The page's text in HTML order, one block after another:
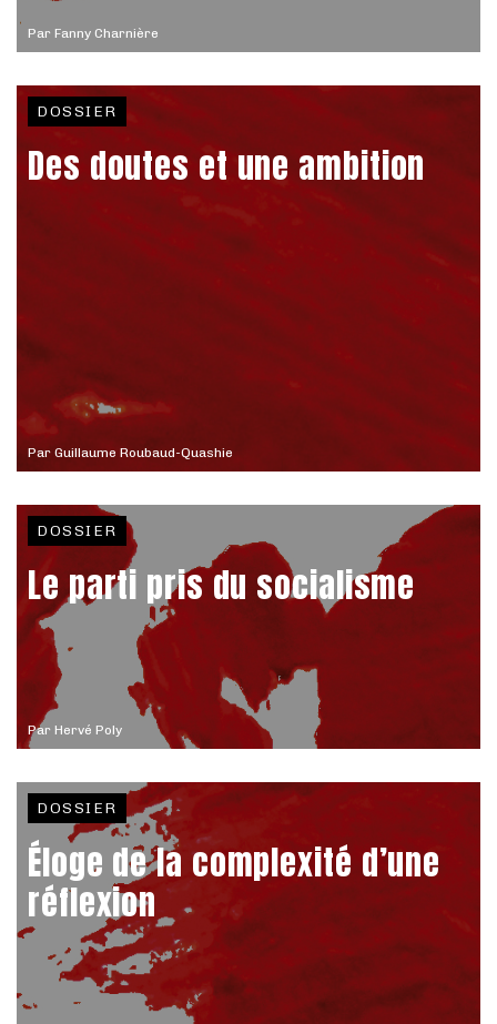
Par Fanny Charnière
Par Guillaume Roubaud-Quashie
DOSSIER
Des doutes et une ambition
Par Hervé Poly
DOSSIER
Le parti pris du socialisme
DOSSIER
Éloge de la complexité d’une
réflexion